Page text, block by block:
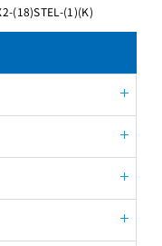
(18)STEL-(1)(K)